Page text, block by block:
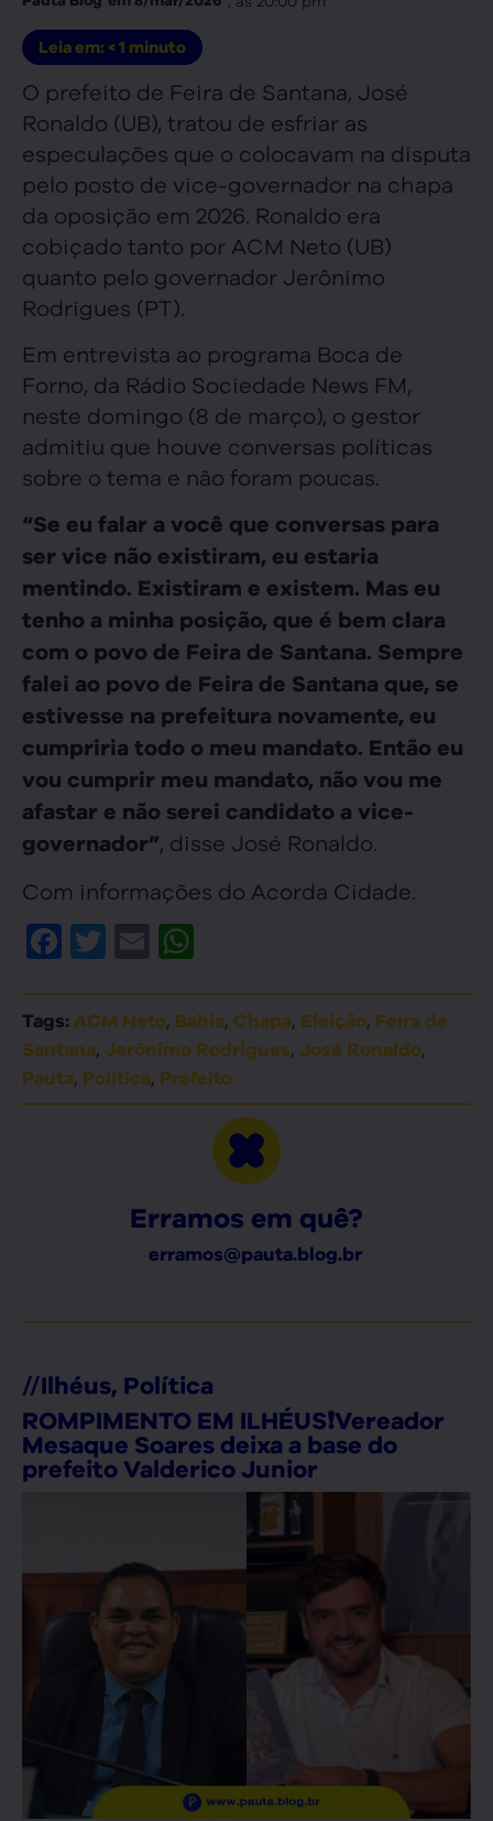
Leia em: < 1 minuto
O prefeito de Feira de Santana, José
Ronaldo (UB), tratou de esfriar as
especulações que o colocavam na disputa
pelo posto de vice-governador na chapa
da oposição em 2026. Ronaldo era
cobiçado tanto por ACM Neto (UB)
quanto pelo governador Jerônimo
Rodrigues (PT).
Em entrevista ao programa Boca de
Forno, da Rádio Sociedade News FM,
neste domingo (8 de março), o gestor
admitiu que houve conversas políticas
sobre o tema e não foram poucas.
“Se eu falar a você que conversas para
ser vice não existiram, eu estaria
mentindo. Existiram e existem. Mas eu
tenho a minha posição, que é bem clara
com o povo de Feira de Santana. Sempre
falei ao povo de Feira de Santana que, se
estivesse na prefeitura novamente, eu
cumpriria todo o meu mandato. Então eu
vou cumprir meu mandato, não vou me
afastar e não serei candidato a vice-
governador”, disse José Ronaldo.
Com informações do Acorda Cidade.
Facebook
Twitter
Email
Tags: ACM Neto, Bahia, Chapa, Eleição, Feira de
Santana, Jerônimo Rodrigues, José Ronaldo,
Pauta, Política, Prefeito
Erramos em quê?
erramos@pauta.blog.br
//Ilhéus, Política
ROMPIMENTO EM ILHÉUS❗Vereador
Mesaque Soares deixa a base do
prefeito Valderico Junior